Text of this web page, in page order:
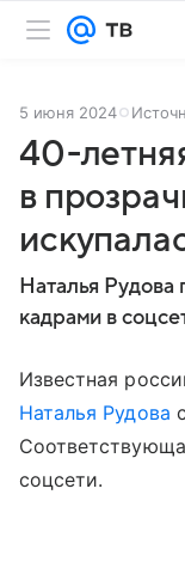
5 июня 2024
40-
в
Наталья
кадрами в
Известная
Наталья Рудова
соцсети.